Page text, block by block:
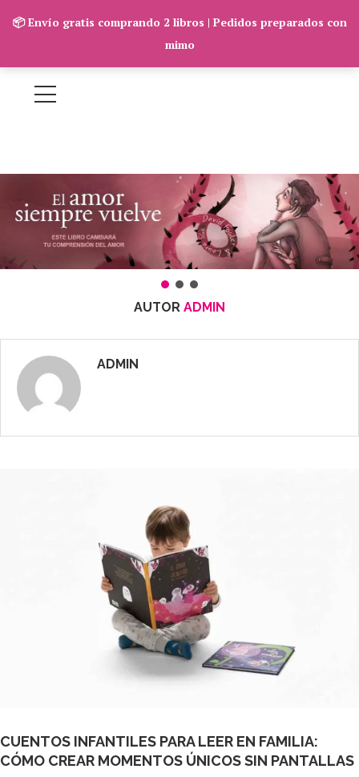
📦 Envío gratis comprando 2 libros | Pedidos preparados con
mimo
AUTOR ADMIN
ADMIN
CUENTOS INFANTILES PARA LEER EN FAMILIA:
CÓMO CREAR MOMENTOS ÚNICOS SIN PANTALLAS